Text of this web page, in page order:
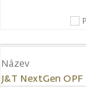
Název
J&T NextGen OPF